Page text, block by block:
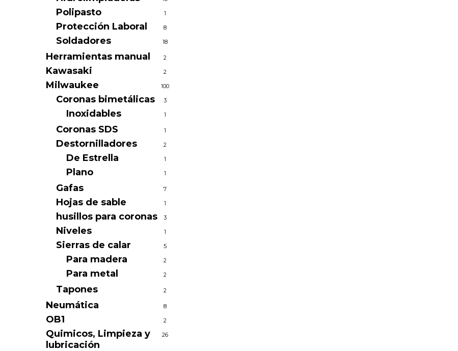
Polipasto 1
Protección Laboral 8
Soldadores 18
Herramientas manual 2
Kawasaki 2
Milwaukee 100
Coronas bimetálicas 3
Inoxidables 1
Coronas SDS 1
Destornilladores 2
De Estrella 1
Plano 1
Gafas 7
Hojas de sable 1
husillos para coronas 3
Niveles 1
Sierras de calar 5
Para madera 2
Para metal 2
Tapones 2
Neumática 8
OB1 2
Quimicos, Limpieza y
lubricación
26